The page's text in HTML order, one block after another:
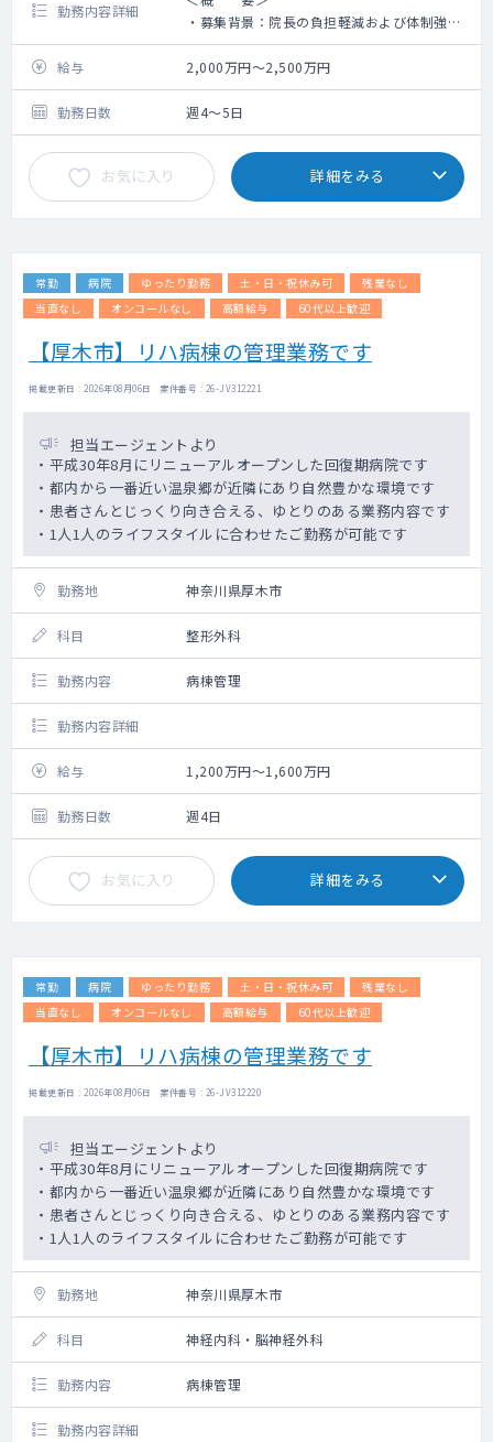
勤務内容詳細
・募集背景：院長の負担軽減および体制強化
のため
・診療実績：1日平均外来数350～360名程度
（リハ前問診含む） 1日2～3診療体制
・外来数・週8～10コマ 1日70～80名（リ
ハ前問診含む）
・新規患者数：外来15～25名/日
・体制（2026年1月現在）：常勤医3名（理事
長含む)、非常勤医5名、看護師6名（非常勤2
名）、診療放射線技師1名、PT13名
・電子カルテ（日本電産社製）
・学会参加：年2回まで支給（旅費、参加費と
はない
・退職金/住宅手当/転居費用：なし
・定年制：60歳（再雇用65歳まで）
給与 2,000万円～2,500万円
勤務日数 週4～5日
お気に入り 詳細をみる
常勤 病院 ゆったり勤務 土・日・祝休み可
残業なし
当直なし
オンコールなし 高額給与 60代以上歓迎
【厚木市】リハ病棟の管理業務です
掲載更新日 : 2026年08月06日 案件番号 : 26-JV312221
担当エージェントより
・平成30年8月にリニューアルオープンした回復期病院です
・都内から一番近い温泉郷が近隣にあり自然豊かな環境です
・患者さんとじっくり向き合える、ゆとりのある業務内容です
・1人1人のライフスタイルに合わせたご勤務が可能です
勤務地 神奈川県厚木市
科目 整形外科
勤務内容 病棟管理
勤務内容詳細
給与 1,200万円～1,600万円
勤務日数 週4日
お気に入り 詳細をみる
常勤 病院 ゆったり勤務 土・日・祝休み可
残業なし
当直なし
オンコールなし 高額給与 60代以上歓迎
【厚木市】リハ病棟の管理業務です
掲載更新日 : 2026年08月06日 案件番号 : 26-JV312220
担当エージェントより
・平成30年8月にリニューアルオープンした回復期病院です
・都内から一番近い温泉郷が近隣にあり自然豊かな環境です
・患者さんとじっくり向き合える、ゆとりのある業務内容です
・1人1人のライフスタイルに合わせたご勤務が可能です
勤務地 神奈川県厚木市
科目 神経内科・脳神経外科
勤務内容 病棟管理
勤務内容詳細